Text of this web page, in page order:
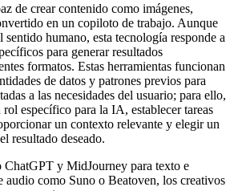
de crear contenido como imágenes,
en un copiloto de trabajo. Aunque
sentido humano, esta tecnología responde a
para generar resultados
formatos. Estas herramientas funcionan
de datos y patrones previos para
a las necesidades del usuario; para ello,
específico para la IA, establecer tareas
un contexto relevante y elegir un
resultado deseado.
ChatGPT y MidJourney para texto e
audio como Suno o Beatoven, los creativos